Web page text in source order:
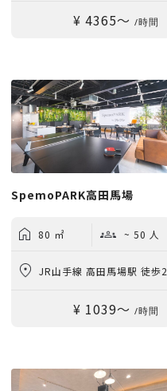
¥ 4365〜 /時間
SpemoPARK高田馬場
80 ㎡ ~ 50 人
JR山手線 高田馬場駅 徒歩2
¥ 1039〜 /時間